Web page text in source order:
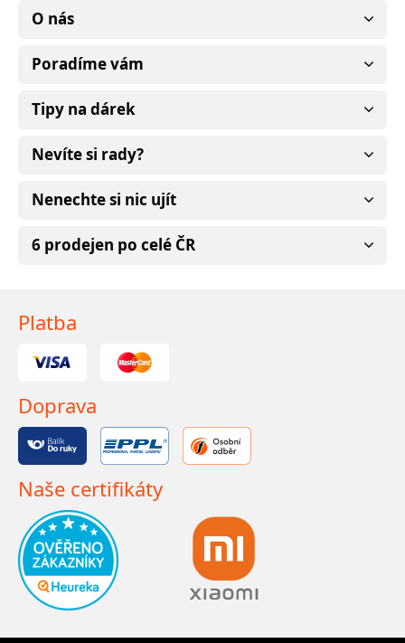
O nás
Poradíme vám
Tipy na dárek
Nevíte si rady?
Nenechte si nic ujít
6 prodejen po celé ČR
Platba
Doprava
Naše certifikáty